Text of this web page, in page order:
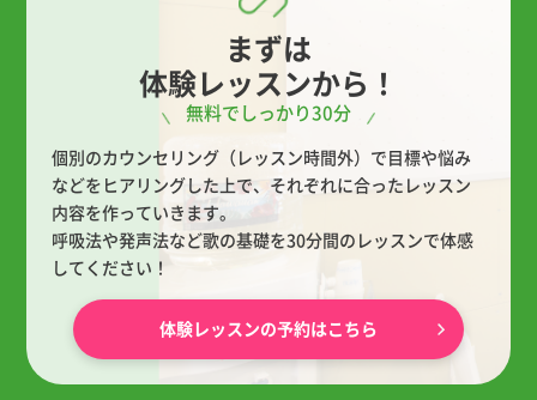
まずは
体験レッスンから！
無料でしっかり30分
個別のカウンセリング（レッスン時間外）で目標や悩み
などをヒアリングした上で、 それぞれに合ったレッスン
内容を作っていきます。
呼吸法や発声法など歌の基礎を30分間のレッスンで体感
してください！
体験レッスンの予約はこちら